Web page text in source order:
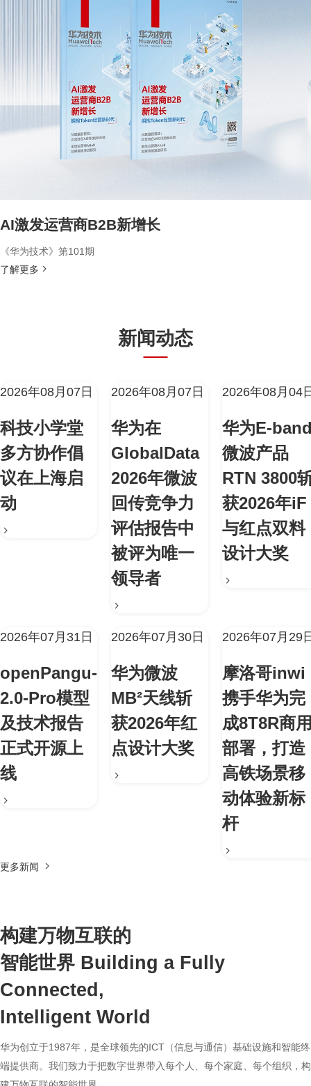
AI激发运营商B2B新增长
《华为技术》第101期
了解更多
新闻动态
2026年08月07日
科技小学堂
多方协作倡
议在上海启
动
2026年08月07日
华为在
GlobalData
2026年微波
回传竞争力
评估报告中
被评为唯一
领导者
2026年08月04
华为E-
微波产品
RTN 3800
获2026年iF
与红点双料
设计大奖
2026年07月31日
openPangu-
2.0-Pro模型
及技术报告
正式开源上
线
2026年07月30日
华为微波
MB²天线斩
获2026年红
点设计大奖
2026年07月29
摩洛哥inwi
携手华为完
成8T8R商
部署，打造
高铁场景移
动体验新标
杆
更多新闻
构建万物互联的
智能世界 Building a Fully
Connected,
Intelligent World
华为创立于1987年，是全球领先的ICT（信息与通信）基础设施和智能终
端提供商。我们致力于把数字世界带入每个人、每个家庭、每个组织，构